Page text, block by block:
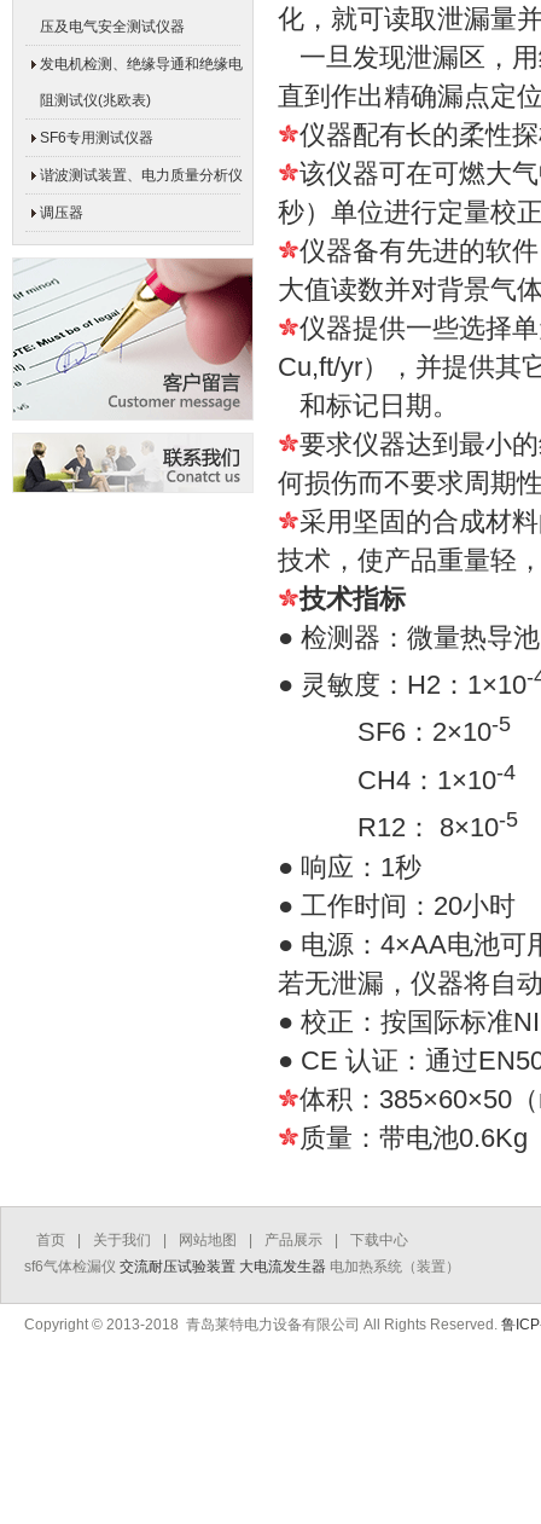
压及电气安全测试仪器
发电机检测、绝缘导通和绝缘电
阻测试仪(兆欧表)
SF6专用测试仪器
谐波测试装置、电力质量分析仪
调压器
化，就可读取泄漏量
一旦发现泄漏区，
直到作出精确漏点定
仪器配有长的柔性
该仪器可在可燃大
秒）单位进行定量校
仪器备有先进的软
大值读数并对背景气
仪器提供一些选择
Cu,ft/yr），并提供其
和标记日期。
要求仪器达到最小
何损伤而不要求周期
采用坚固的合成材
技术，使产品重量轻
技术指标
● 检测器：微量热导池
● 灵敏度：H2：1×10-
SF6：2×10-5
CH4：1×10-4
R12： 8×10-5
● 响应：1秒
● 工作时间：20小时
● 电源：4×AA电池可
若无泄漏，仪器将自
● 校正：按国际标准
● CE 认证：通过
体积：385×60×50
质量：带电池
首页 | 关于我们 | 网站地图 | 产品展示 |
下载中心
sf6气体检漏仪 交流耐压试验装置 大电流发生器 电加热系统（装置）
Copyright © 2013-2018 青岛莱特电力设备有限公司 All Rights Reserved. 鲁